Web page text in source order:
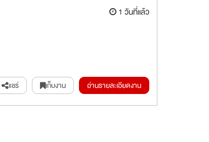
1 วันที่แล้ว
แชร์ เก็บงาน อ่านรายละเอียดงาน